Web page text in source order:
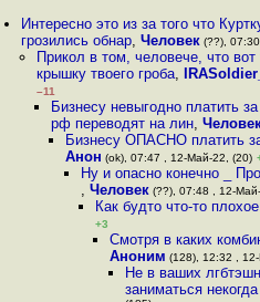
Интересно это из за того что
грозились обнар,Человек (??),
Прикол в том, человече, что
крышку твоего гроба,
–11
Бизнесу невыгодно платить
рф переводят на лин,
Бизнесу ОПАСНО платить
Анон (ok), 07:47 , 12-Май-22, (20)
Ну и опасно конечно _
, Человек(??), 07:48 , 12-
Как будто что-то плохое
+3
Смотря в каких
Аноним (128), 12:32 ,
Не в ваших
заниматься некогда